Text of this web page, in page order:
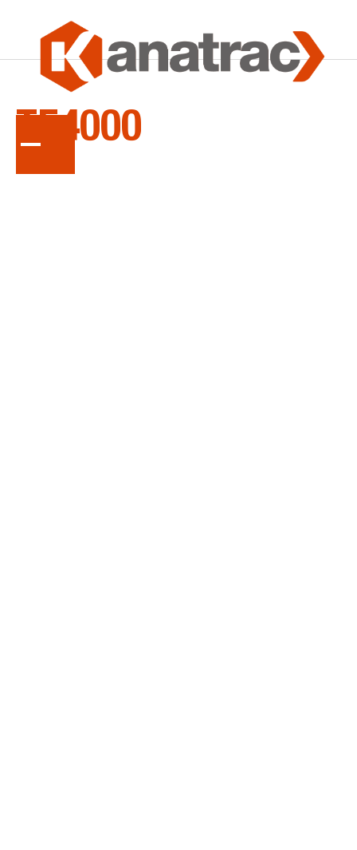
LA SÉRIE
TE4000